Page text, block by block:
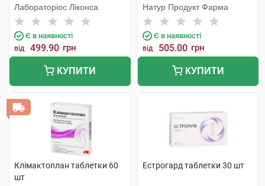
Лабораторіос Ліконса
Є в наявності
від 499.90 грн
КУПИТИ
Натур Продукт Фарма
Є в наявності
від 505.00 грн
КУПИТИ
Клімактоплан таблетки 60
шт
Естрогард таблетки 30 шт